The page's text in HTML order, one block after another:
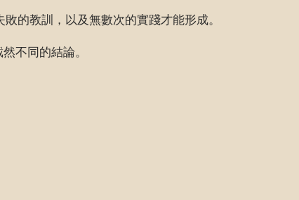
的教訓，以及無數次的實踐才能形成。
不同的結論。